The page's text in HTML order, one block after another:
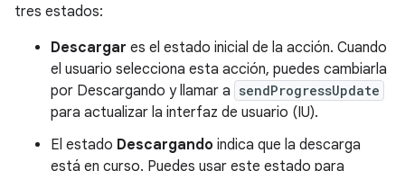
tres estados:
Descargar es el estado inicial de la acción. Cuando
el usuario selecciona esta acción, puedes cambiarla
por Descargando y llamar a sendProgressUpdate
para actualizar la interfaz de usuario (IU).
El estado Descargando indica que la descarga
está en curso. Puedes usar este estado para